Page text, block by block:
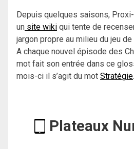
Depuis quelques saisons,
un site wiki qui tente de
jargon propre au milieu du jeu
A chaque nouvel épisode des
mot fait son entrée dans ce
mois-ci il s’agit du mot Stratégie.
Plateaux